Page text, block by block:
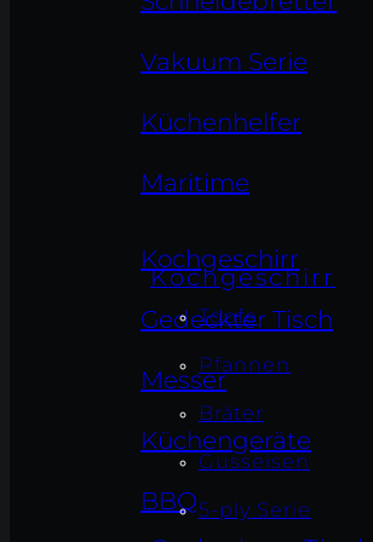
Vakuum Serie
Küchenhelfer
Maritime
Kochgeschirr
Gedeckter Tisch
Messer
Küchengeräte
BBQ
Kochgeschirr
Töpfe
Pfannen
Bräter
Gusseisen
5-ply Serie